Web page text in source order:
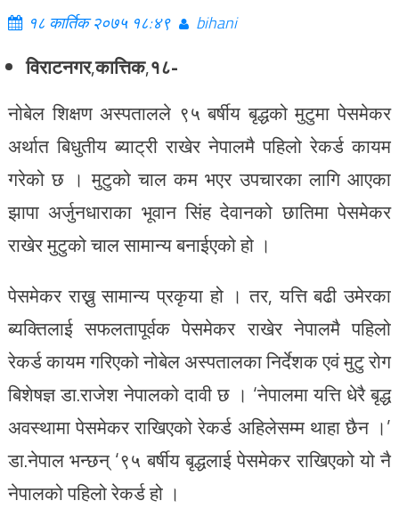
१८ कार्तिक २०७५ १८:४९ bihani
विराटनगर,कात्तिक,१८-
नोबेल शिक्षण अस्पतालले ९५ बर्षीय बृद्धको मुटुमा पेसमेकर
अर्थात बिधुतीय ब्याट्री राखेर नेपालमै पहिलो रेकर्ड कायम
गरेको छ । मुटुको चाल कम भएर उपचारका लागि आएका
झापा अर्जुनधाराका भूवान सिंह देवानको छातिमा पेसमेकर
राखेर मुटुको चाल सामान्य बनाईएको हो ।
पेसमेकर राख्नु सामान्य प्रकृया हो । तर, यत्ति बढी उमेरका
ब्यक्तिलाई सफलतापूर्वक पेसमेकर राखेर नेपालमै पहिलो
रेकर्ड कायम गरिएको नोबेल अस्पतालका निर्देशक एवं मुटु रोग
बिशेषज्ञ डा.राजेश नेपालको दावी छ । ‘नेपालमा यत्ति धेरै बृद्ध
अवस्थामा पेसमेकर राखिएको रेकर्ड अहिलेसम्म थाहा छैन ।’
डा.नेपाल भन्छन् ‘९५ बर्षीय बृद्धलाई पेसमेकर राखिएको यो नै
नेपालको पहिलो रेकर्ड हो ।